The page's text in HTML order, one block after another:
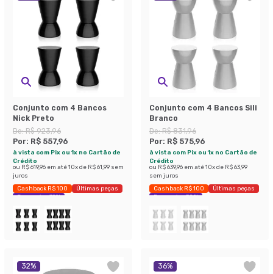
Conjunto com 4 Bancos
Nick Preto
De:R$ 923,96
Por: R$ 557,96
à vista com Pix ou 1x no Cartão de
Crédito
ou R$ 619,96 em até10x de R$ 61,99 sem
juros
Cashback R$ 100
Últimas peças
Economize 39%
Conjunto com 4 Bancos Sili
Branco
De:R$ 831,96
Por: R$ 575,96
à vista com Pix ou 1x no Cartão de
Crédito
ou R$ 639,96 em até10x de R$ 63,99
sem juros
Cashback R$ 100
Últimas peças
Economize 30%
32% 36%